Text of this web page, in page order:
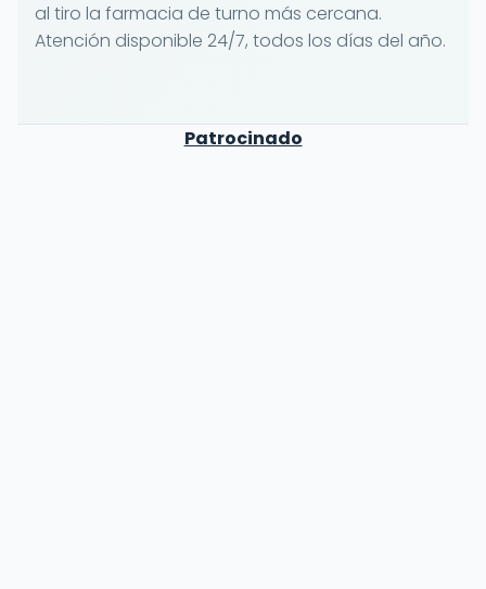
al tiro la farmacia de turno más cercana.
Atención disponible 24/7, todos los días del año.